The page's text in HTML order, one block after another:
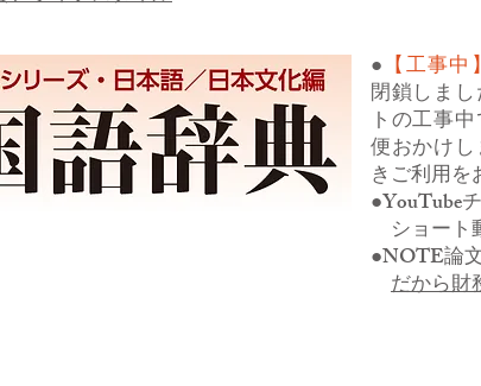
● 【工事中
閉鎖しま
トの工事
便おかけ
きご利用を
●YouTube
ショート
●NOTE論
だから財